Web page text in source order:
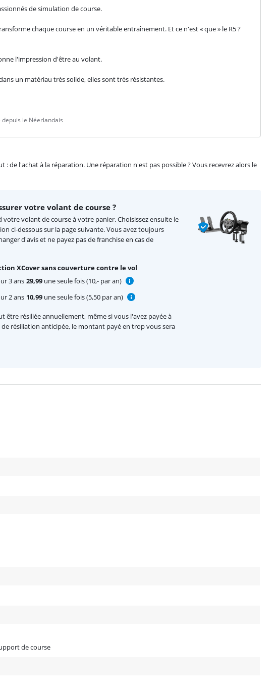
de simulation de course.
chaque course en un véritable entraînement. Et ce n'est « que » le R5 ?
l'impression d'être au volant.
un matériau très solide, elles sont très résistantes.
le Néerlandais
de l'achat à la réparation. Une réparation n'est pas possible ? Vous recevrez alors le
votre volant de course ?
volant de course à votre panier. Choisissez ensuite le
ci-dessous sur la page suivante. Vous avez toujours
d'avis et ne payez pas de franchise en cas de
XCover sans couverture contre le vol
3 ans 29,99une seule fois (10,- par an)
2 ans 10,99une seule fois (5,50 par an)
être résiliée annuellement, même si vous l'avez payée à
de résiliation anticipée, le montant payé en trop vous sera
de course